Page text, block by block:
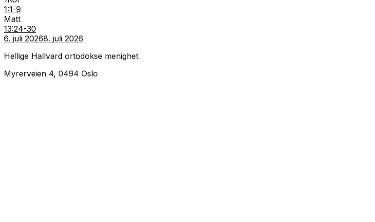
1:1-9
Matt
13:24-30
6. juli 20268. juli 2026
Hellige Hallvard ortodokse menighet
Myrerveien 4, 0494 Oslo